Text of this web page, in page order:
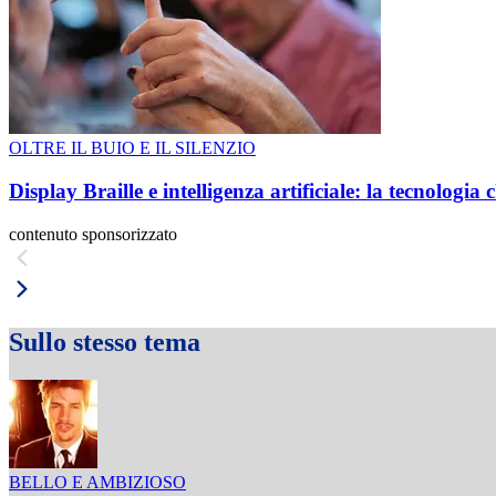
OLTRE IL BUIO E IL SILENZIO
Display Braille e intelligenza artificiale: la tecnologia
contenuto sponsorizzato
Sullo stesso tema
BELLO E AMBIZIOSO